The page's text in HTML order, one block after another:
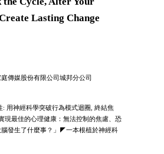
Lasting Change
傳媒股份有限公司城邦分公司
: 用神經科學突破行為模式迴圈, 終結焦
現最佳的心理健康：無法控制的焦慮、恐
發生了什麼事？」◤一本根植於神經科